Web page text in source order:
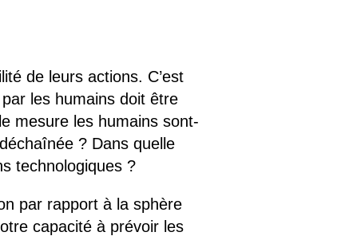
de leurs actions. C’est
les humains doit être
mesure les humains sont-
? Dans quelle
technologiques ?
par rapport à la sphère
capacité à prévoir les